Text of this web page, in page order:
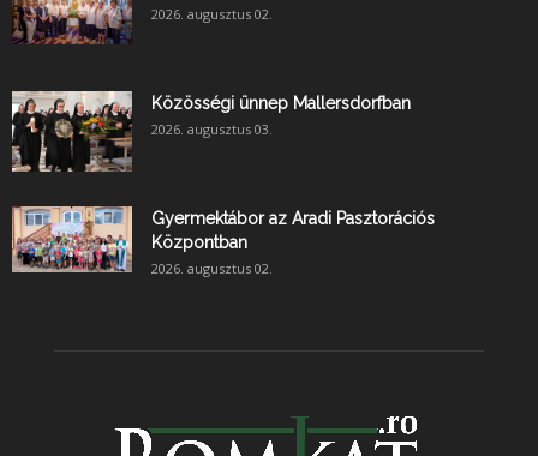
2026. augusztus 02.
Közösségi ünnep Mallersdorfban
2026. augusztus 03.
Gyermektábor az Aradi Pasztorációs
Központban
2026. augusztus 02.